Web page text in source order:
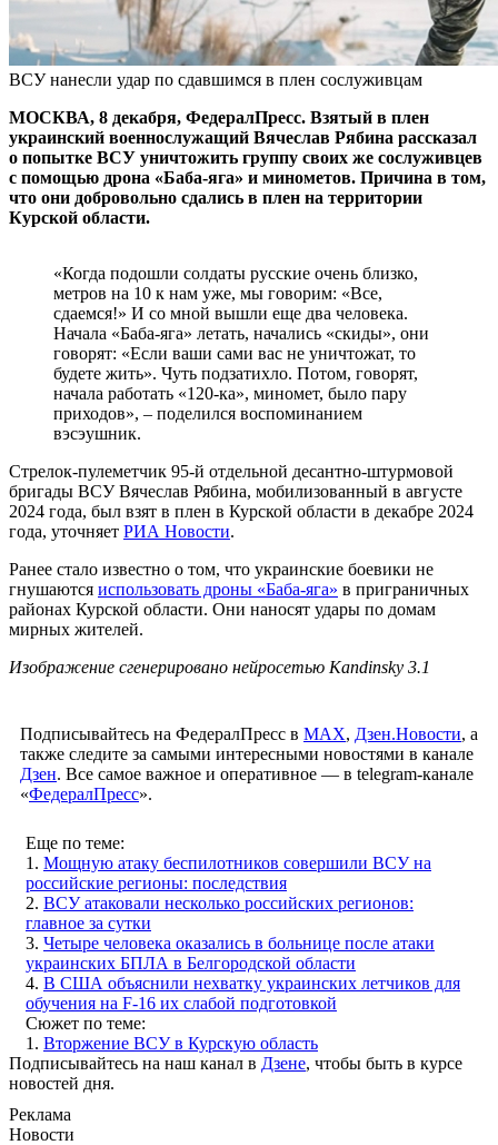
ВСУ нанесли удар по сдавшимся в плен сослуживцам
МОСКВА, 8 декабря, ФедералПресс. Взятый в плен
украинский военнослужащий Вячеслав Рябина рассказал
о попытке ВСУ уничтожить группу своих же сослуживцев
с помощью дрона «Баба-яга» и минометов. Причина в том,
что они добровольно сдались в плен на территории
Курской области.
«Когда подошли солдаты русские очень близко,
метров на 10 к нам уже, мы говорим: «Все,
сдаемся!» И со мной вышли еще два человека.
Начала «Баба-яга» летать, начались «скиды», они
говорят: «Если ваши сами вас не уничтожат, то
будете жить». Чуть подзатихло. Потом, говорят,
начала работать «120-ка», миномет, было пару
приходов», – поделился воспоминанием
вэсэушник.
Стрелок-пулеметчик 95-й отдельной десантно-штурмовой
бригады ВСУ Вячеслав Рябина, мобилизованный в августе
2024 года, был взят в плен в Курской области в декабре 2024
года, уточняет РИА Новости.
Ранее стало известно о том, что украинские боевики не
гнушаются использовать дроны «Баба-яга» в приграничных
районах Курской области. Они наносят удары по домам
мирных жителей.
Изображение сгенерировано нейросетью Kandinsky 3.1
Подписывайтесь на ФедералПресс в МАХ, Дзен.Новости, а
также следите за самыми интересными новостями в канале
Дзен. Все самое важное и оперативное — в telegram-канале
«ФедералПресс».
Еще по теме:
1. Мощную атаку беспилотников совершили ВСУ на
российские регионы: последствия
2. ВСУ атаковали несколько российских регионов:
главное за сутки
3. Четыре человека оказались в больнице после атаки
украинских БПЛА в Белгородской области
4. В США объяснили нехватку украинских летчиков для
обучения на F-16 их слабой подготовкой
Сюжет по теме:
1. Вторжение ВСУ в Курскую область
Подписывайтесь на наш канал в Дзене, чтобы быть в курсе
новостей дня.
Реклама
Новости